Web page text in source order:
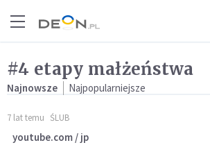
#4 etapy małżeństwa
Najnowsze Najpopularniejsze
7 lat temu ŚLUB
youtube.com / jp